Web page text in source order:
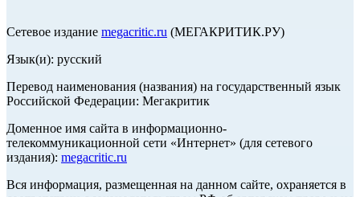
Сетевое издание megacritic.ru (МЕГАКРИТИК.РУ)
Язык(и): русский
Перевод наименования (названия) на государственный язык
Российской Федерации: Мегакритик
Доменное имя сайта в информационно-
телекоммуникационной сети «Интернет» (для сетевого
издания): megacritic.ru
Вся информация, размещенная на данном сайте, охраняется в